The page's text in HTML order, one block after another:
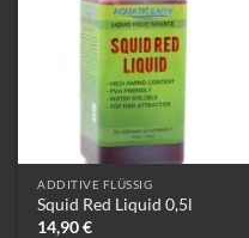
Optionen
Produktseite
gewählt
werden
ADDITIVE FLÜSSIG
Squid Red Liquid 0,5l
14,90€